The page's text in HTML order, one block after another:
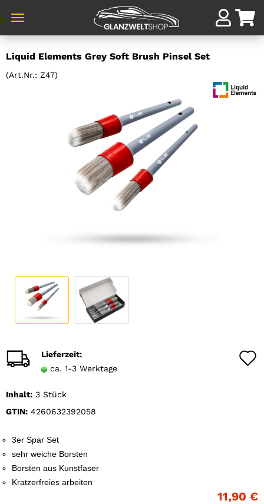
zum
Hauptinhalt
Liquid Elements Grey Soft Brush Pinsel Set
(Art.Nr.: Z47)
Lieferzeit:
ca. 1-3 Werktage
Inhalt: 3 Stück
GTIN: 4260632392058
3er Spar Set
sehr weiche Borsten
Borsten aus Kunstfaser
Kratzerfreies arbeiten
11,90 €